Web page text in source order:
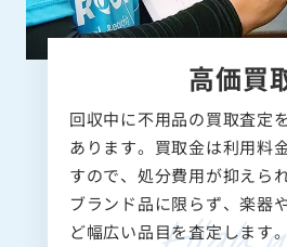
高価買
回収中に不用品の買取査定
あります。買取金は利用料
すので、処分費用が抑えら
ブランド品に限らず、楽器
ど幅広い品目を査定します